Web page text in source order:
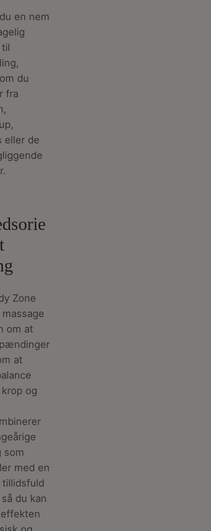
en nem
til
du
fra
eller de
Zone
om at
at
og
som
med en
tillidsfuld
du kan